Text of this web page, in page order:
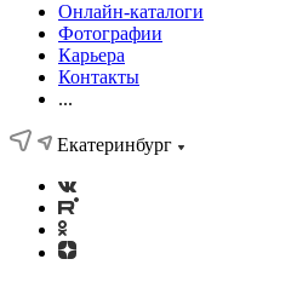
Онлайн-каталоги
Фотографии
Карьера
Контакты
...
Екатеринбург